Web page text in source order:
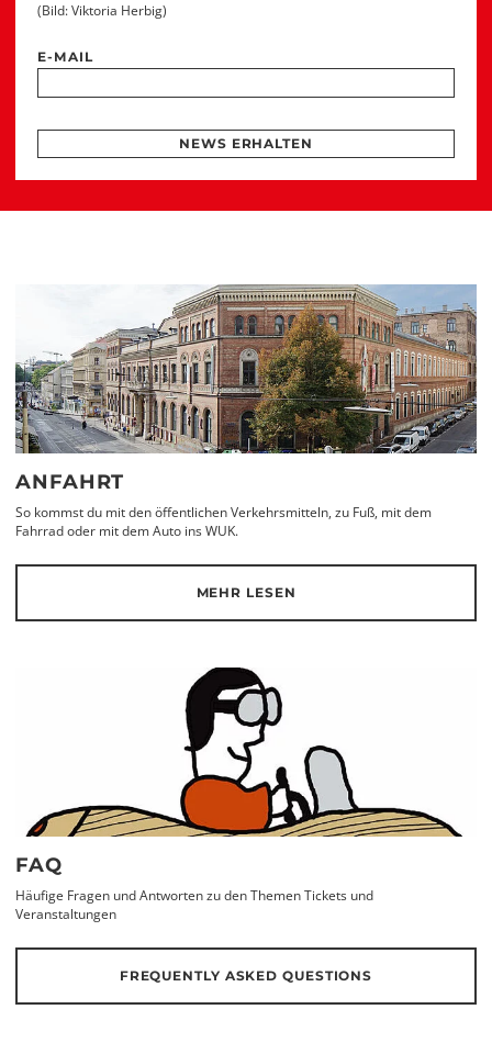
(Bild: Viktoria Herbig)
E-MAIL
NEWS ERHALTEN
ANFAHRT
So kommst du mit den öffentlichen Verkehrsmitteln, zu Fuß, mit dem
Fahrrad oder mit dem Auto ins WUK.
MEHR LESEN
FAQ
Häufige Fragen und Antworten zu den Themen Tickets und
Veranstaltungen
FREQUENTLY ASKED QUESTIONS